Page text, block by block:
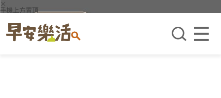
×
手機上方置頂